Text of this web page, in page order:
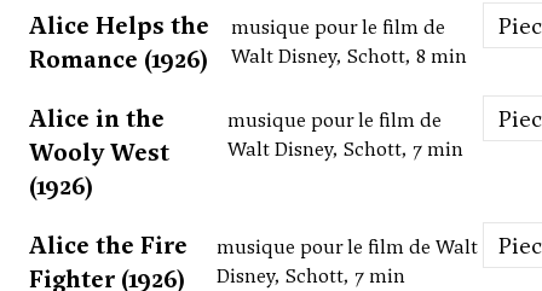
Alice Helps the
Romance (1926)
musique pour le film de
Walt Disney, Schott, 8 min
Alice in the
Wooly West
(1926)
musique pour le film de
Walt Disney, Schott, 7 min
Alice the Fire
Fighter (1926)
musique pour le film de Walt
Disney, Schott, 7 min